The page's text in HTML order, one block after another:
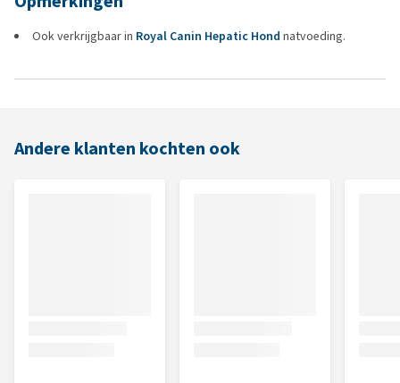
Ook verkrijgbaar in Royal Canin Hepatic Hond natvoeding.
Andere klanten kochten ook